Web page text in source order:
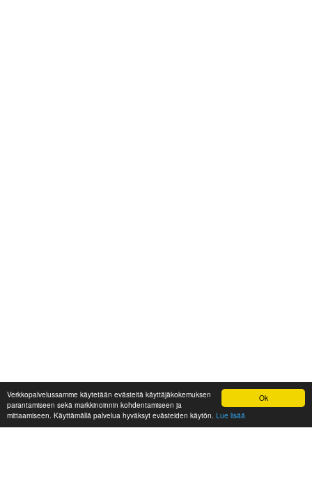
Ok
Verkkopalvelussamme käytetään evästeitä käyttäjäkokemuksen
parantamiseen sekä markkinoinnin kohdentamiseen ja
mittaamiseen. Käyttämällä palvelua hyväksyt evästeiden käytön. Lue lisää